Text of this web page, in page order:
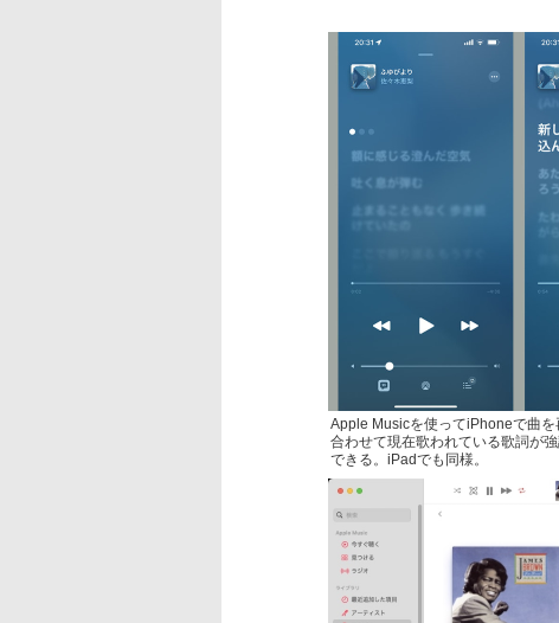
Apple Musicを使ってiPhoneで曲
合わせて現在歌われている歌詞が
できる。iPadでも同様。